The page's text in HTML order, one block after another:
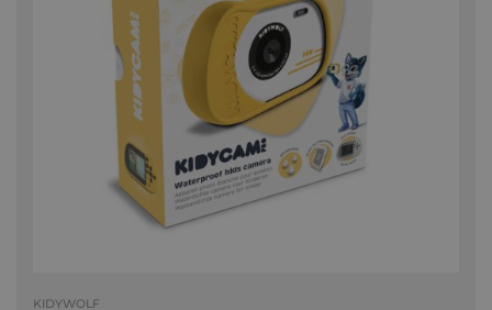
KIDYWOLF